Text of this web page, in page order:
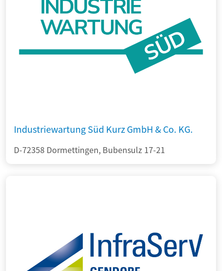
Industriewartung Süd Kurz GmbH & Co. KG.
D-72358 Dormettingen, Bubensulz 17-21